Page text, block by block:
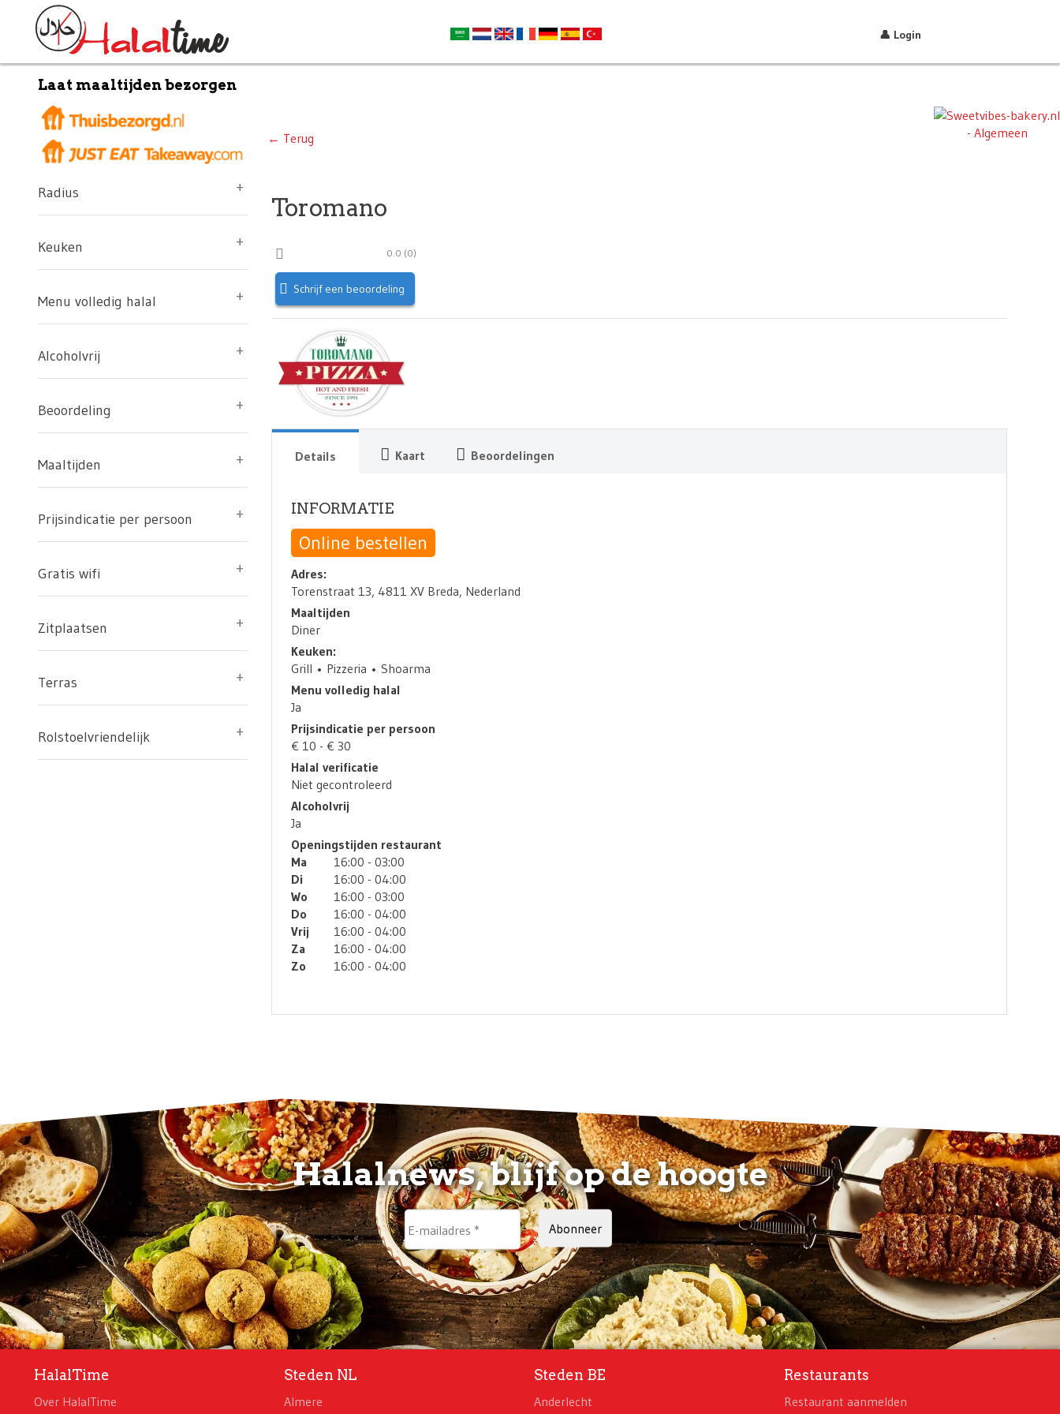
👤 Login
Laat maaltijden bezorgen
Radius
Keuken
Menu volledig halal
Alcoholvrij
Beoordeling
Maaltijden
Prijsindicatie per persoon
Gratis wifi
Zitplaatsen
Terras
Rolstoelvriendelijk
← Terug
Toromano
0.0 (0)
Schrijf een beoordeling
Details Kaart Beoordelingen
INFORMATIE
Online bestellen
Adres:
Torenstraat 13, 4811 XV Breda, Nederland
Maaltijden
Diner
Keuken:
Grill
Pizzeria
Shoarma
Menu volledig halal
Ja
Prijsindicatie per persoon
€ 10 - € 30
Halal verificatie
Niet gecontroleerd
Alcoholvrij
Ja
Openingstijden restaurant
Ma
16:00 - 03:00
Di
16:00 - 04:00
Wo
16:00 - 03:00
Do
16:00 - 04:00
Vrij
16:00 - 04:00
Za
16:00 - 04:00
Zo
16:00 - 04:00
Abonneer
Halalnews, blijf op de hoogte
HalalTime
Over HalalTime
Steden NL
Almere
Steden BE
Anderlecht
Restaurants
Restaurant aanmelden